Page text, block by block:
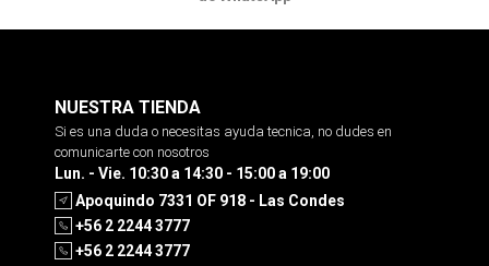
NUESTRA TIENDA
Si es una duda o necesitas ayuda tecnica, no dudes en
comunicarte con nosotros
Lun. - Vie. 10:30 a 14:30 - 15:00 a 19:00
Apoquindo 7331 OF 918 - Las Condes
+56 2 2244 3777
+56 2 2244 3777